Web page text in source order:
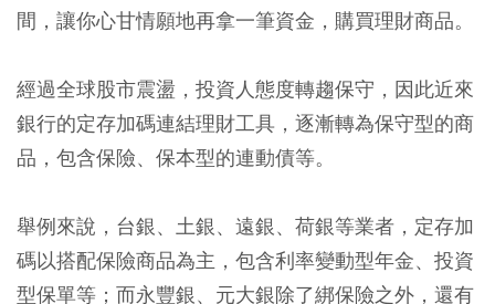
間，讓你心甘情願地再拿一筆資金，購買理財商品。
經過全球股市震盪，投資人態度轉趨保守，因此近來
銀行的定存加碼連結理財工具，逐漸轉為保守型的商
品，包含保險、保本型的連動債等。
舉例來說，台銀、土銀、遠銀、荷銀等業者，定存加
碼以搭配保險商品為主，包含利率變動型年金、投資
型保單等；而永豐銀、元大銀除了綁保險之外，還有